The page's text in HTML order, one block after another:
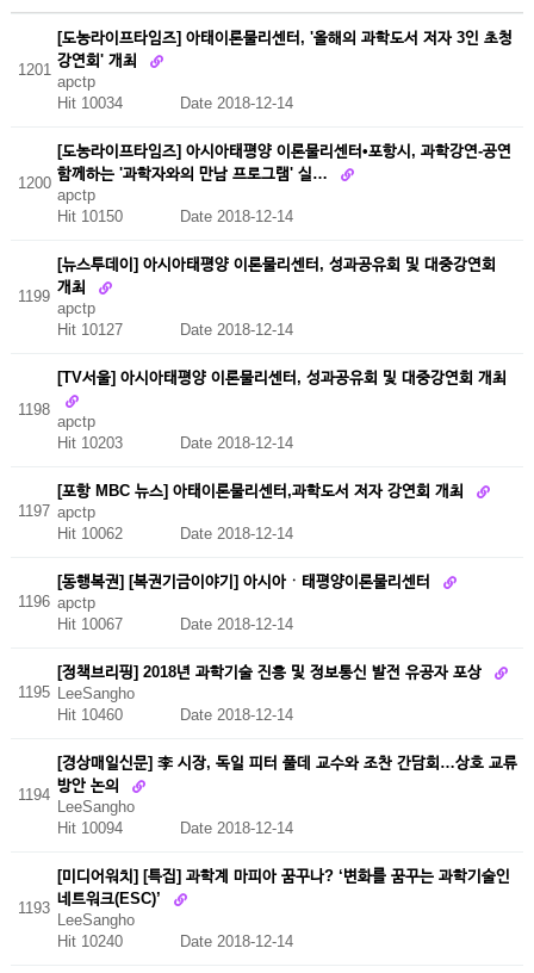
1201
[도농라이프타임즈] 아태이론물리센터, '올해의 과학도서 저자 3인 초청
강연회' 개최
apctp
Hit 10034 Date 2018-12-14
1200
[도농라이프타임즈] 아시아태평양 이론물리센터•포항시, 과학강연-공연
함께하는 '과학자와의 만남 프로그램' 실…
apctp
Hit 10150 Date 2018-12-14
1199
[뉴스투데이] 아시아태평양 이론물리센터, 성과공유회 및 대중강연회
개최
apctp
Hit 10127 Date 2018-12-14
1198
[TV서울] 아시아태평양 이론물리센터, 성과공유회 및 대중강연회 개최
apctp
Hit 10203 Date 2018-12-14
1197
[포항 MBC 뉴스] 아태이론물리센터,과학도서 저자 강연회 개최
apctp
Hit 10062
Date 2018-12-14
1196
[동행복권] [복권기금이야기] 아시아ㆍ태평양이론물리센터
apctp
Hit 10067
Date 2018-12-14
1195
[정책브리핑] 2018년 과학기술 진흥 및 정보통신 발전 유공자 포상
LeeSangho
Hit 10460
Date 2018-12-14
1194
[경상매일신문] 李 시장, 독일 피터 풀데 교수와 조찬 간담회…상호 교류
방안 논의
LeeSangho
Hit 10094 Date 2018-12-14
1193
[미디어워치] [특집] 과학계 마피아 꿈꾸나? ‘변화를 꿈꾸는 과학기술인
네트워크(ESC)’
LeeSangho
Hit 10240 Date 2018-12-14